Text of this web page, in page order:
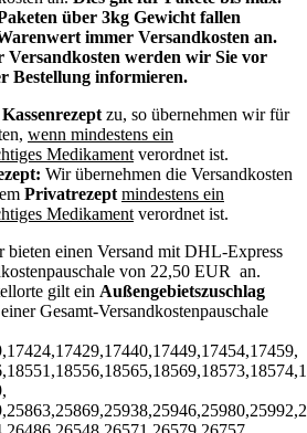
über 3kg Gewicht fallen
immer Versandkosten an.
Versandkosten werden wir Sie vor
Bestellung informieren.
Kassenrezept zu, so übernehmen wir für
wenn mindestens ein
Medikament verordnet ist.
Wir übernehmen die Versandkosten
Privatrezept mindestens ein
Medikament verordnet ist.
bieten einen Versand mit DHL-Express
von 22,50 EUR an.
gilt ein Außengebietszuschlag
Gesamt-Versandkostenpauschale